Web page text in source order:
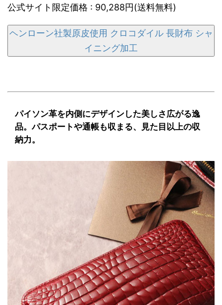
公式サイト限定価格 : 90,288円(送料無料)
ヘンローン社製原皮使用 クロコダイル 長財布 シャ
イニング加工
パイソン革を内側にデザインした美しさ広がる逸
品。パスポートや通帳も収まる、見た目以上の収
納力。